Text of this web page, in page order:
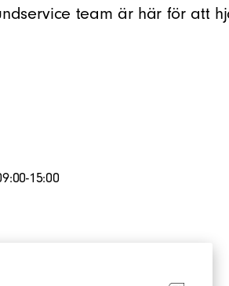
team är här för att
15:00